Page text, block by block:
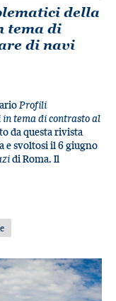
della
tema di
di navi
Profili
tema di contrasto al
da questa rivista
e svoltosi il 6 giugno
di Roma. Il